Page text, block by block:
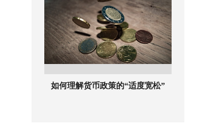
如何理解货币政策的“适度宽松”